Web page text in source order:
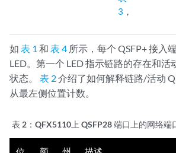
3 ，
如 表 1 和 表 4 所示，每个 QSFP+ 接入
LED。第一个 LED 指示链路的存在和活
状态。 表 2介绍了如何解释链路/活动
从最左侧位置计数。
表 2： QFX5110上 QSFP28 端口上的网络端